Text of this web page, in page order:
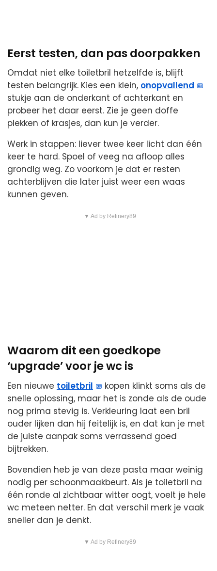
Eerst testen, dan pas doorpakken
Omdat niet elke toiletbril hetzelfde is, blijft
testen belangrijk. Kies een klein, onopvallend
stukje aan de onderkant of achterkant en
probeer het daar eerst. Zie je geen doffe
plekken of krasjes, dan kun je verder.
Werk in stappen: liever twee keer licht dan één
keer te hard. Spoel of veeg na afloop alles
grondig weg. Zo voorkom je dat er resten
achterblijven die later juist weer een waas
kunnen geven.
▼ Ad by Refinery89
Waarom dit een goedkope
‘upgrade’ voor je wc is
Een nieuwe toiletbril
kopen klinkt soms als de
snelle oplossing, maar het is zonde als de oude
nog prima stevig is. Verkleuring laat een bril
ouder lijken dan hij feitelijk is, en dat kan je met
de juiste aanpak soms verrassend goed
bijtrekken.
Bovendien heb je van deze pasta maar weinig
nodig per schoonmaakbeurt. Als je toiletbril na
één ronde al zichtbaar witter oogt, voelt je hele
wc meteen netter. En dat verschil merk je vaak
sneller dan je denkt.
▼ Ad by Refinery89